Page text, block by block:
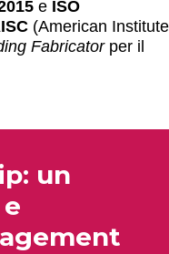
e ISO
(American Institute
Fabricator per il
un